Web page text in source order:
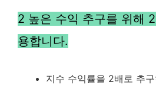
2 높은 수익 추구를 위해
용합니다.
지수 수익률을 2배로 추